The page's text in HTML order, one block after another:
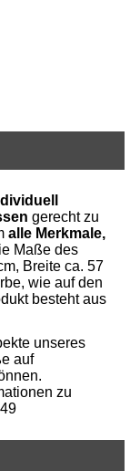
gerecht zu
alle Merkmale,
Maße des
Breite ca. 57
wie auf den
besteht aus
unseres
auf
zu